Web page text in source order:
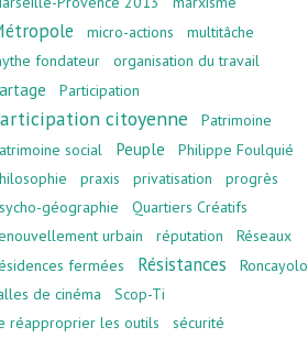
micro-actions
multitâche
fondateur
organisation du travail
Participation
citoyenne
Patrimoine
social
Peuple
Philippe Foulquié
praxis privatisation
progrès
géographie
Quartiers Créatifs
urbain
réputation
Réseaux
fermées
Résistances
Roncayolo
de cinéma
Scop-Ti
réapproprier les outils
sécurité